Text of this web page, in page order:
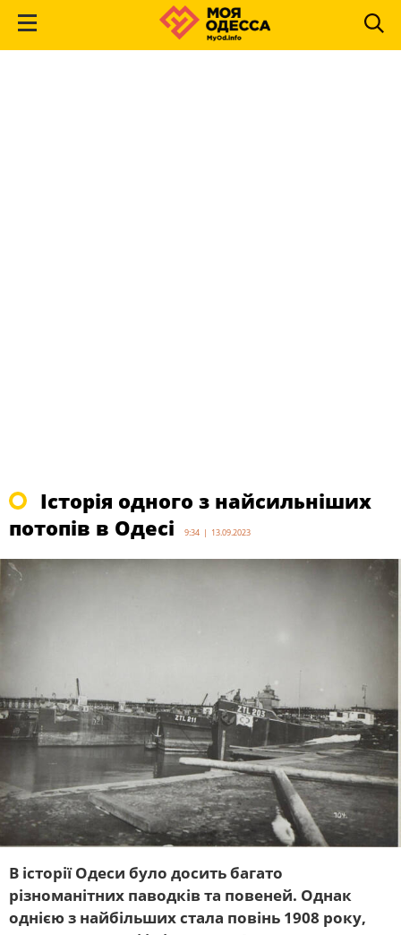
Історія одного з найсильніших
потопів в Одесі
9:34 | 13.09.2023
В історії Одеси було досить багато
різноманітних паводків та повеней. Однак
однією з найбільших стала повінь 1908 року,